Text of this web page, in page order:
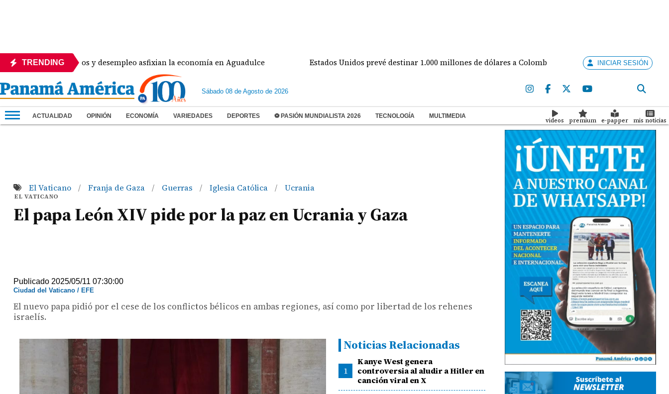
TRENDING
de comercios y desempleo asfixian la economía en Aguadulce Estados Unidos prevé destinar 1.000 millones de dólares a Colombia para seguridad Fallece
INICIAR SESIÓN
Sábado 08 de Agosto de 2026
ACTUALIDAD OPINIÓN ECONOMÍA VARIEDADES DEPORTES ⚽ PASIÓN MUNDIALISTA 2026 TECNOLOGÍA MULTIMEDIA
videos premium e-papper mis noticias
El Vaticano / Franja de Gaza / Guerras / Iglesia Católica / Ucrania
EL VATICANO
El papa León XIV pide por la paz en Ucrania y Gaza
Publicado 2025/05/11 07:30:00
Ciudad del Vaticano / EFE
El nuevo papa pidió por el cese de los conflictos bélicos en ambas regiones, así como por libertad de los rehenes
israelís.
Noticias Relacionadas
1
Kanye West genera
controversia al aludir a Hitler en
canción viral en X